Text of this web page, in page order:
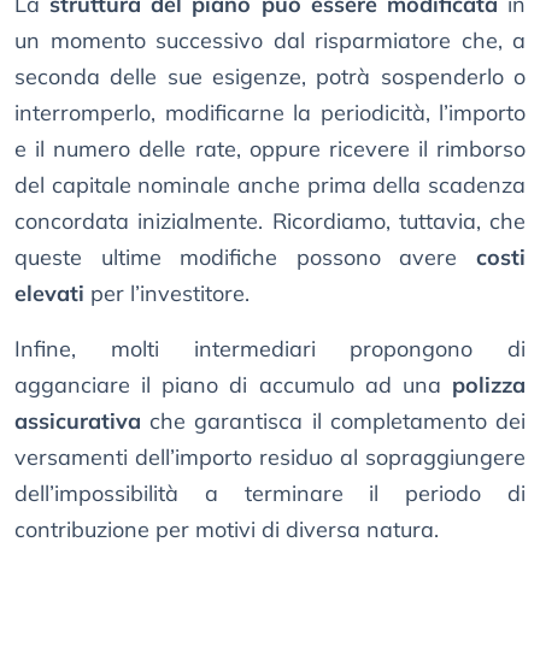
un momento successivo dal risparmiatore che, a
seconda delle sue esigenze, potrà sospenderlo o
interromperlo, modificarne la periodicità, l’importo
e il numero delle rate, oppure ricevere il rimborso
del capitale nominale anche prima della scadenza
concordata inizialmente. Ricordiamo, tuttavia, che
queste ultime modifiche possono avere costi
elevati per l’investitore.
Infine, molti intermediari propongono di
agganciare il piano di accumulo ad una polizza
assicurativa che garantisca il completamento dei
versamenti dell’importo residuo al sopraggiungere
dell’impossibilità a terminare il periodo di
contribuzione per motivi di diversa natura.